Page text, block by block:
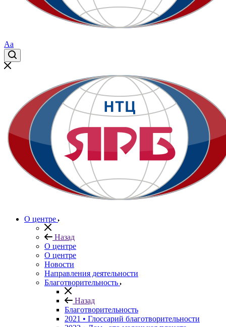
Aa
О центре
Назад
О центре
О центре
Новости
Направления деятельности
Благотворительность
Назад
Благотворительность
2021 • Глоссарий благотворительности